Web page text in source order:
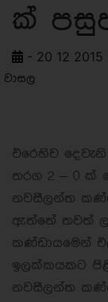
ක්
- 20 12 2015
වාසල
එරෙහිව
තරග 2 – 0 ක්
නවසීලන්ත
ඇත්තේ තවත්
කණ්ඩායමෙන්
ඉලක්කයකට
නවසීලන්ත